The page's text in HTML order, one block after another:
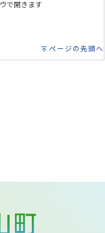
で開きます
ページの先頭へ